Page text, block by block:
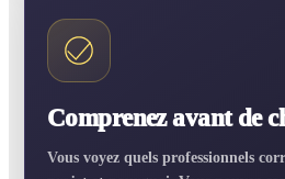
Comprenez avant de
Vous voyez quels professionnels